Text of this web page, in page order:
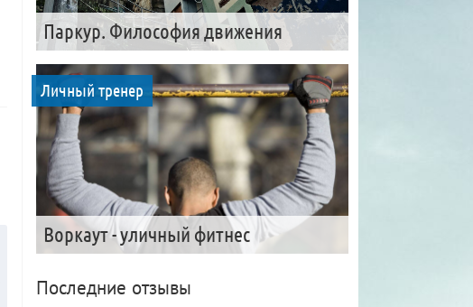
Паркур. Философия движения
Личный тренер
Воркаут - уличный фитнес
Последние отзывы